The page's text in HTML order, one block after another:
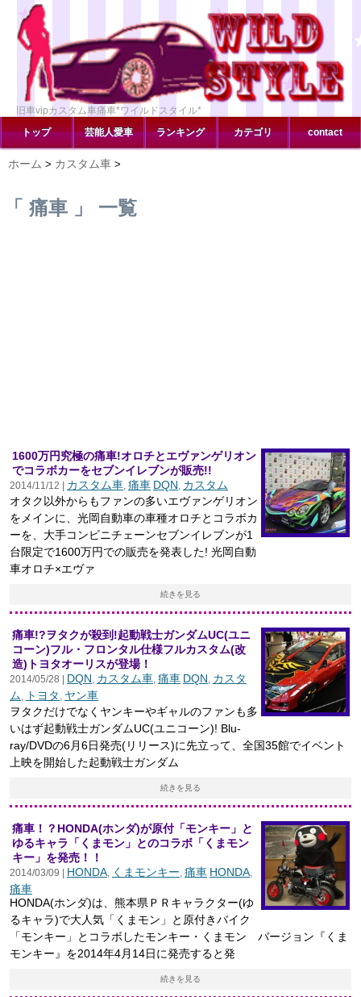
旧車vipカスタム車痛車*ワイルドスタイル*
トップ
芸能人愛車 ランキング カテゴリ contact
ホーム > カスタム車 >
「 痛車 」 一覧
1600万円究極の痛車!オロチとエヴァンゲリオン
でコラボカーをセブンイレブンが販売!!
2014/11/12 | カスタム車, 痛車 DQN, カスタム
オタク以外からもファンの多いエヴァンゲリオン
をメインに、光岡自動車の車種オロチとコラボカ
ーを、大手コンビニチェーンセブンイレブンが1
台限定で1600万円での販売を発表した! 光岡自動
車オロチ×エヴァ
続きを見る
痛車!?ヲタクが殺到!起動戦士ガンダムUC(ユニ
コーン)フル・フロンタル仕様フルカスタム(改
造)トヨタオーリスが登場！
2014/05/28 | DQN, カスタム車, 痛車 DQN, カスタ
ム, トヨタ , ヤン車
ヲタクだけでなくヤンキーやギャルのファンも多
いはず起動戦士ガンダムUC(ユニコーン)! Blu-
ray/DVDの6月6日発売(リリース)に先立って、全国35館でイベント
上映を開始した起動戦士ガンダム
続きを見る
痛車！？HONDA(ホンダ)が原付「モンキー」と
ゆるキャラ「くまモン」とのコラボ「くまモン
キー」を発売！！
2014/03/09 | HONDA, くまモンキー, 痛車 HONDA,
痛車
HONDA(ホンダ)は、熊本県ＰＲキャラクター(ゆ
るキャラ)で大人気「くまモン」と原付きバイク
「モンキー」とコラボしたモンキー・くまモン バージョン『くま
モンキー』を2014年4月14日に発売すると発
続きを見る